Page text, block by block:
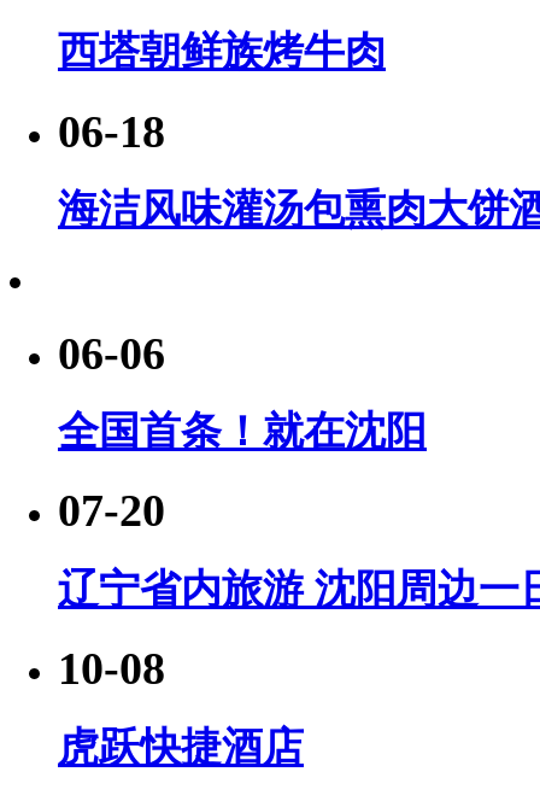
西塔朝鲜族烤牛肉
06-18
海洁风味灌汤包熏肉大饼
06-06
全国首条！就在沈阳
07-20
辽宁省内旅游 沈阳周边一
10-08
虎跃快捷酒店